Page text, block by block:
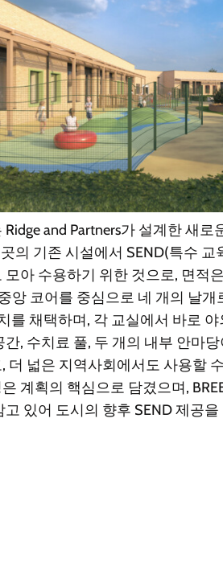
and Partners가 설계한 새
의 기존 시설에서 SEND(특수
모아 수용하기 위한 것으로, 면적
앙 코어를 중심으로 네 개의 날
를 채택하며, 각 교실에서 바로
, 수치료 풀, 두 개의 내부 안마
더 넓은 지역사회에서도 사용할
계획의 핵심으로 담겼으며,
고 있어 도시의 향후 SEND 제공